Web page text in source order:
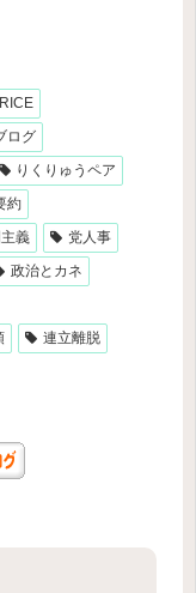
RICE
ログ
りくりゅうペア
約
義
党人事
政治とカネ
連立離脱